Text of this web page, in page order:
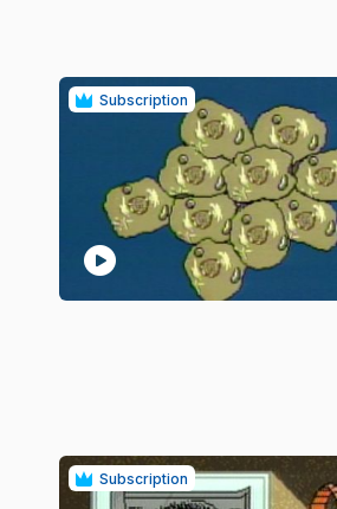
Subscription
play_circle
Subscription